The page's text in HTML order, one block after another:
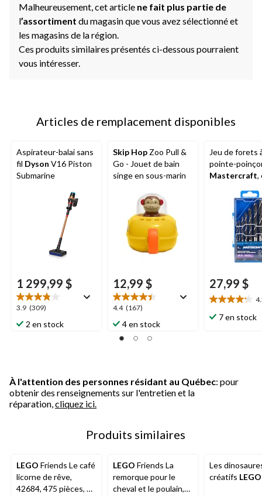
Malheureusement, cet article ne fait plus partie de
l’assortiment du magasin que vous avez sélectionné et
les magasins de la région.
Ces produits similaires présentés ci-dessous pourraient
vous intéresser.
Articles de remplacement disponibles
Aspirateur-balai sans
fil Dyson V16 Piston
Submarine
1 299,99 $
3.9 (309)
3.9
étoile(s)
sur
2 en stock
Skip Hop Zoo Pull &
Go - Jouet de bain
singe en sous-marin
12,99 $
4.4 (167)
4.4
étoile(s)
sur
5.
4 en stock
Jeu de forets
pointe-
Mastercraft,
bois, paq. 7
27,99 $
4.2
étoile(s)
7 en stock
À l'attention des personnes résidant au Québec: pour
obtenir des renseignements sur l'entretien et la
réparation, cliquez ici.
Produits similaires
LEGO Friends Le café
licorne de rêve,
42684, 475 pièces, 6
LEGO Friends La
remorque pour le
cheval et le poulain,
Les
créatifs LEGO